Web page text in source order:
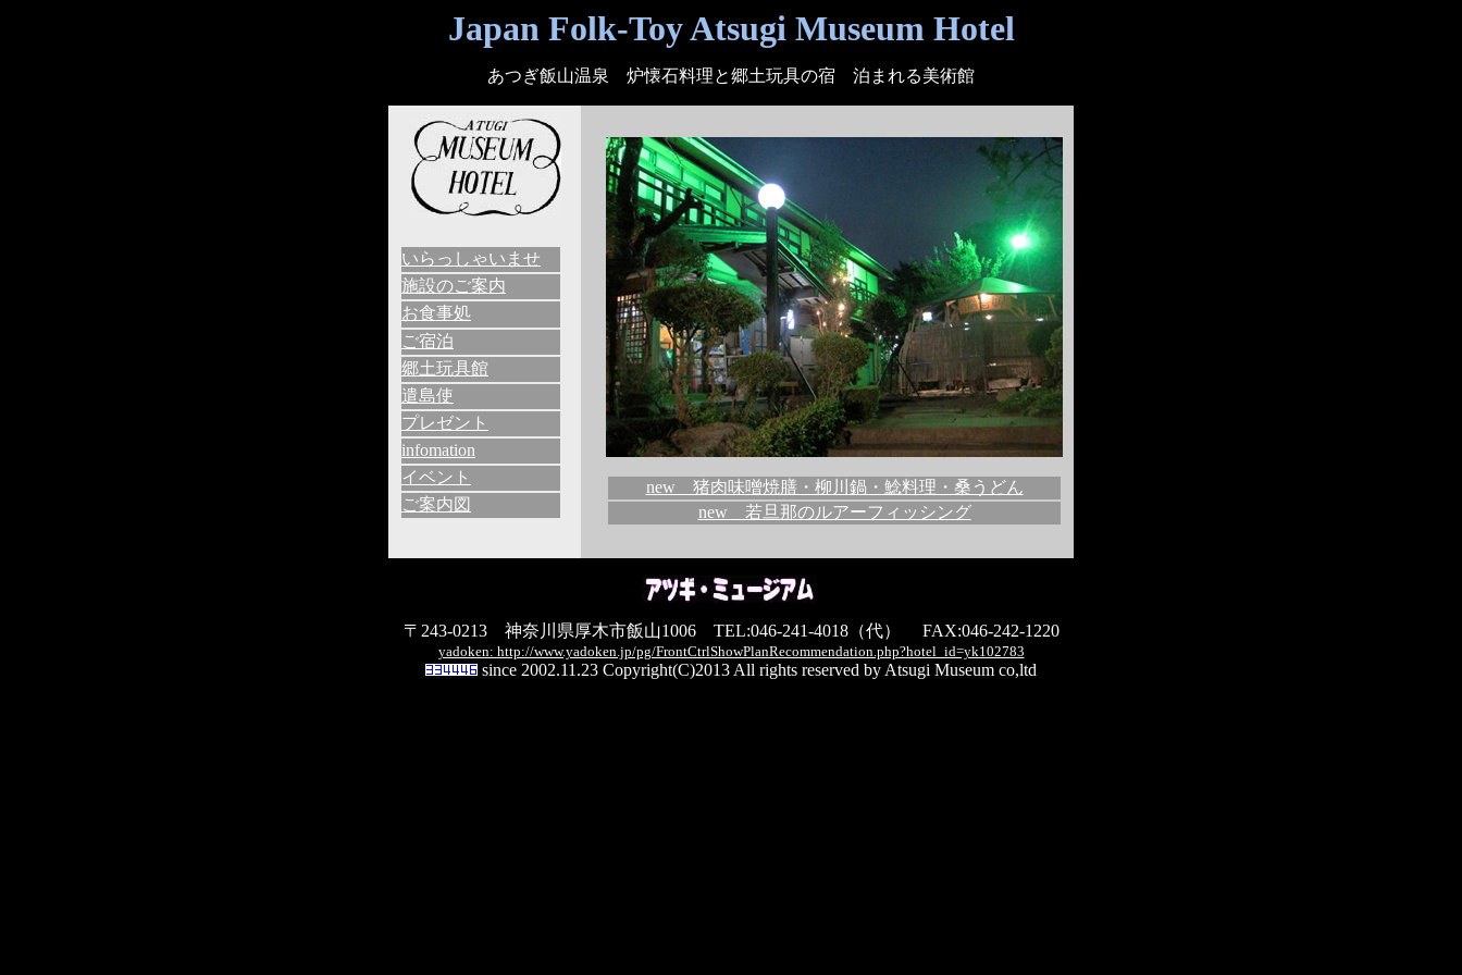
Japan Folk-Toy Atsugi Museum Hotel
あつぎ飯山温泉 炉懐石料理と郷土玩具の宿 泊まれる美術館
いらっしゃいませ
施設のご案内
お食事処
ご宿泊
郷土玩具館
遣島使
プレゼント
infomation
イベント
ご案内図
new 猪肉味噌焼膳・柳川鍋・鯰料理・桑うどん
new 若旦那のルアーフィッシング
〒243-0213 神奈川県厚木市飯山1006 TEL:046-241-4018（代） FAX:046-242-1220
yadoken: http://www.yadoken.jp/pg/FrontCtrlShowPlanRecommendation.php?hotel_id=yk102783
since 2002.11.23 Copyright(C)2013 All rights reserved by Atsugi Museum co,ltd